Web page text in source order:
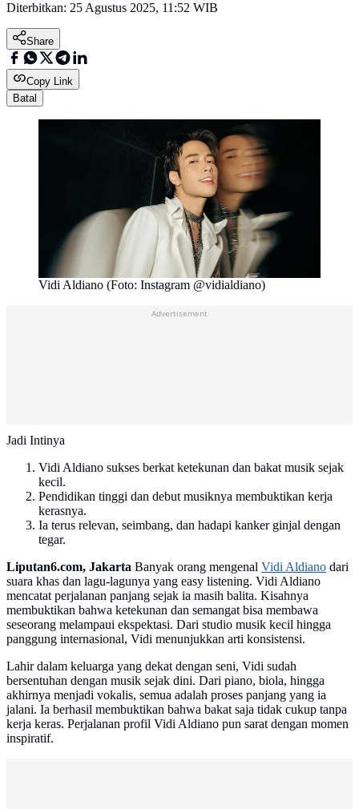
Diterbitkan: 25 Agustus 2025, 11:52 WIB
Share
Copy Link
Batal
Vidi Aldiano (Foto: Instagram @vidialdiano)
Jadi Intinya
Vidi Aldiano sukses berkat ketekunan dan bakat musik sejak
kecil.
Pendidikan tinggi dan debut musiknya membuktikan kerja
kerasnya.
Ia terus relevan, seimbang, dan hadapi kanker ginjal dengan
tegar.
Liputan6.com, Jakarta Banyak orang mengenal Vidi Aldiano dari
suara khas dan lagu-lagunya yang easy listening. Vidi Aldiano
mencatat perjalanan panjang sejak ia masih balita. Kisahnya
membuktikan bahwa ketekunan dan semangat bisa membawa
seseorang melampaui ekspektasi. Dari studio musik kecil hingga
panggung internasional, Vidi menunjukkan arti konsistensi.
Lahir dalam keluarga yang dekat dengan seni, Vidi sudah
bersentuhan dengan musik sejak dini. Dari piano, biola, hingga
akhirnya menjadi vokalis, semua adalah proses panjang yang ia
jalani. Ia berhasil membuktikan bahwa bakat saja tidak cukup tanpa
kerja keras. Perjalanan profil Vidi Aldiano pun sarat dengan momen
inspiratif.